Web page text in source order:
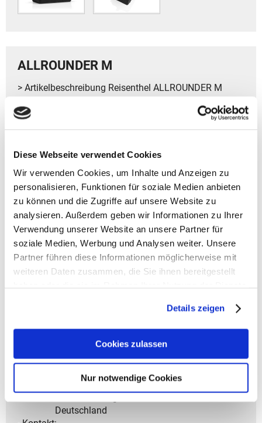
Diese Webseite verwendet Cookies
Wir verwenden Cookies, um Inhalte und Anzeigen zu
personalisieren, Funktionen für soziale Medien anbieten
zu können und die Zugriffe auf unsere Website zu
analysieren. Außerdem geben wir Informationen zu Ihrer
Verwendung unserer Website an unsere Partner für
soziale Medien, Werbung und Analysen weiter. Unsere
Partner führen diese Informationen möglicherweise mit
weiteren Daten zusammen, die Sie ihnen bereitgestellt
Details zeigen
Cookies zulassen
Nur notwendige Cookies
ALLROUNDER M
> Artikelbeschreibung Reisenthel ALLROUNDER M
- Volumen: ca. 18 l
interpretiert für unterwegs.
- Leicht gepolsterte Seiten und stabiler Boden für
Schutz und Form.
- Große Öffnung mit Reißverschluss und integriertem
Metallrahmen.
- Sechs Steckfächer im Inneren für übersichtliche
Aufbewahrung.
- Verstellbarer Schulterriemen mit weicher Polsterung
> Material: 100% robustes Polyestergewebe für
Langlebigkeit und Schutz vor Nässe.
> Hersteller: Reisenthel Accessoires GmbH & Co. KG
Zeppelinstr. 4
Deutschland